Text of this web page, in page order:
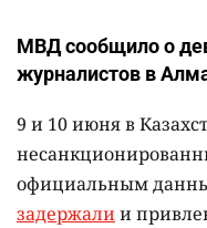
МВД сообщило о
журналистов в
9 и 10 июня в
официальным
задержалии